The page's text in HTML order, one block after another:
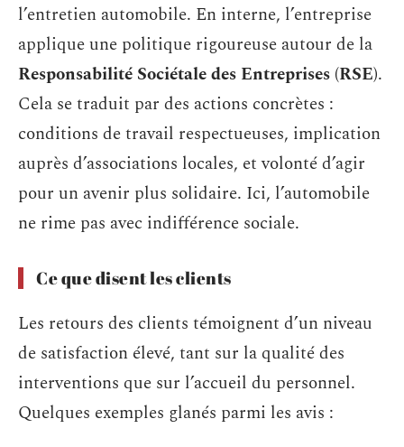
l’entretien automobile. En interne, l’entreprise
applique une politique rigoureuse autour de la
Responsabilité Sociétale des Entreprises (RSE).
Cela se traduit par des actions concrètes :
conditions de travail respectueuses, implication
auprès d’associations locales, et volonté d’agir
pour un avenir plus solidaire. Ici, l’automobile
ne rime pas avec indifférence sociale.
Ce que disent les clients
Les retours des clients témoignent d’un niveau
de satisfaction élevé, tant sur la qualité des
interventions que sur l’accueil du personnel.
Quelques exemples glanés parmi les avis :